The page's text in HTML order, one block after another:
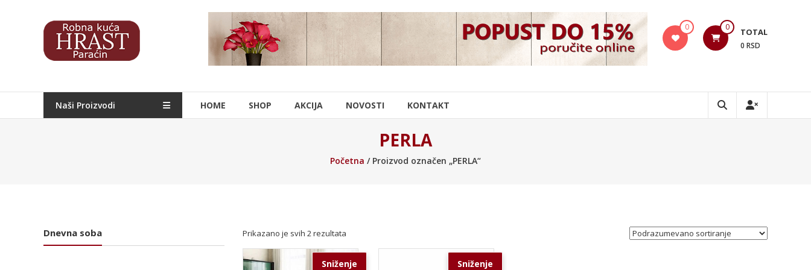
Hrast
Nameštaj
0 0 TOTAL
0 RSD
Naši Proizvodi HOME SHOP AKCIJA NOVOSTI KONTAKT
PERLA
Početna / Proizvod označen „PERLA“
Prikazano je svih 2 rezultata
Sniženje Sniženje
Dnevna soba